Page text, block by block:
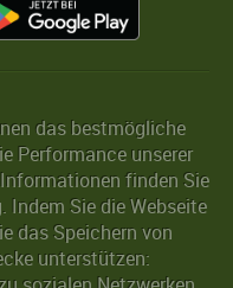
das bestmögliche
Performance unserer
finden Sie
. Indem Sie die Webseite
das Speichern von
unterstützen: